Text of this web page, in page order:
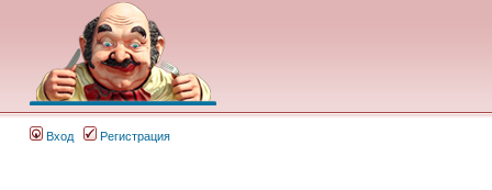
Вход Регистрация